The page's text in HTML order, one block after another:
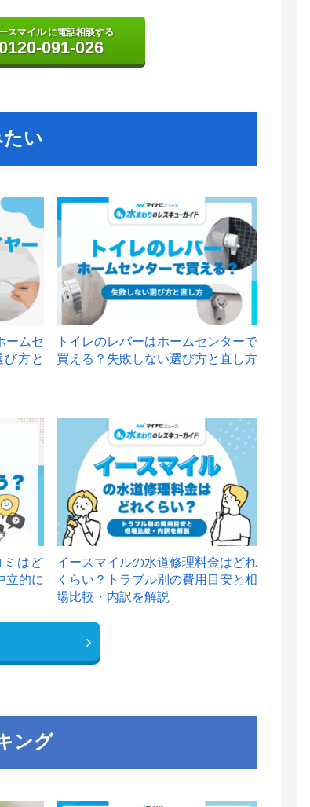
スマイル に電話相談する
091-026
い
ームセ
び方と
トイレのレバーはホームセンターで
買える？失敗しない選び方と直し方
ミはど
立的に
イースマイルの水道修理料金はどれ
くらい？トラブル別の費用目安と相
場比較・内訳を解説
ング